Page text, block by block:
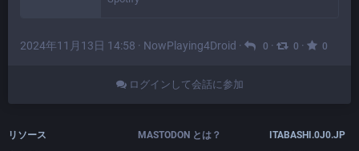
2024年11月13日 14:58 · NowPlaying4Droid · 0 · 0 · 0
ログインして会話に参加
リソース
MASTODON とは？
ITABASHI.0J0.JP